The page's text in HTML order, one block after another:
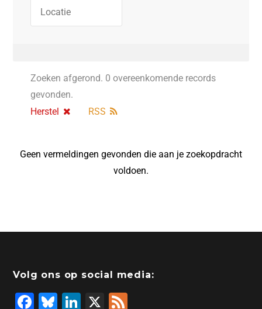
Zoeken afgerond. 0 overeenkomende records
gevonden.
Herstel
RSS
Geen vermeldingen gevonden die aan je zoekopdracht
voldoen.
Volg ons op social media:
F
Bl
Li
X